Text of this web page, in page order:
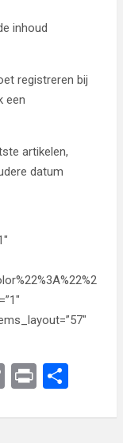
inhoud
registreren bij
een
artikelen,
datum
C
py
Pr
t
ar